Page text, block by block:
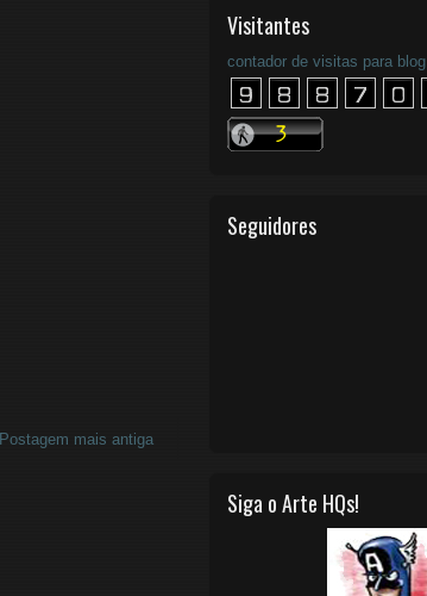
Postagem mais antiga
Visitantes
contador de visitas para blog
Seguidores
Siga o Arte HQs!